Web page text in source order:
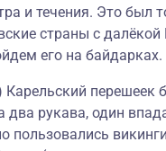
и течения. Это был
страны с
его на байдарках.
перешеек
рукава, один
пользовались